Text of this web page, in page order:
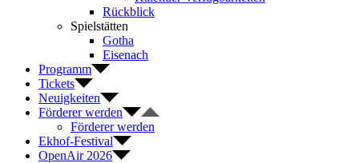
Rückblick
Spielstätten
Gotha
Eisenach
Programm
Tickets
Neuigkeiten
Förderer werden
Förderer werden
Ekhof-Festival
OpenAir 2026